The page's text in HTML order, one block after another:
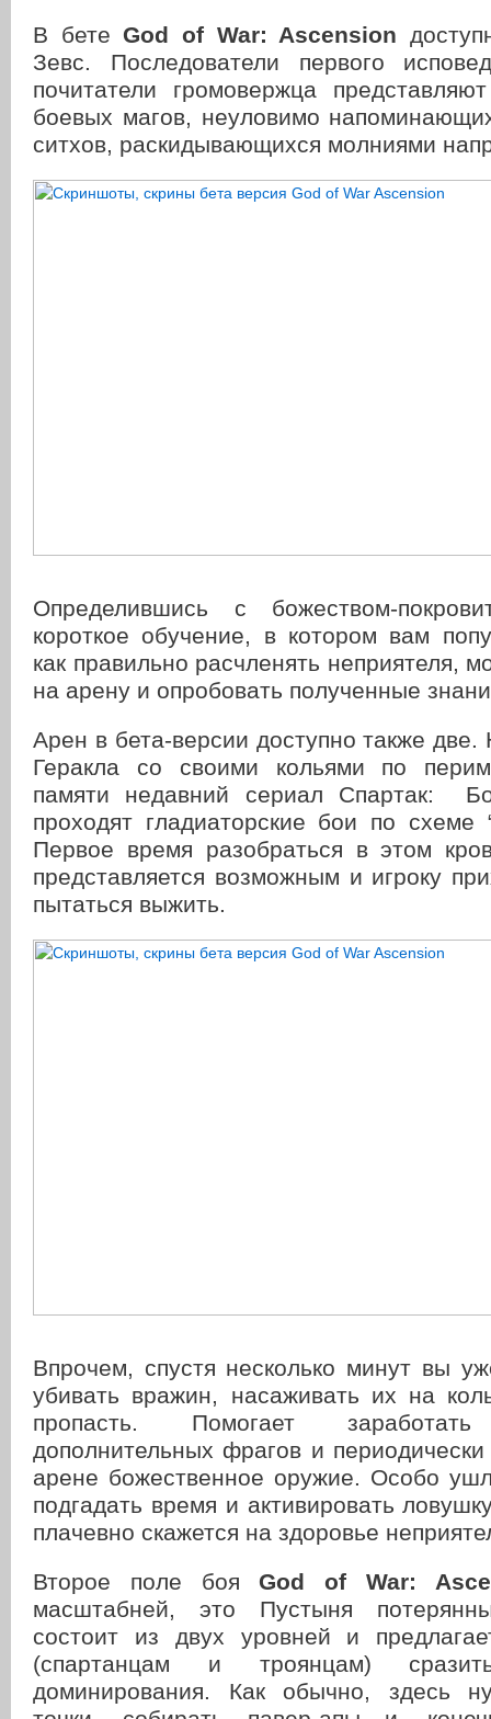
В бете God of War: Ascension
Зевс. Последователи первого
почитатели громовержца
боевых магов, неуловимо
ситхов, раскидывающихся молниями
Определившись с божеством-
короткое обучение, в котором вам
как правильно расчленять неприятеля,
на арену и опробовать полученные
Арен в бета-версии доступно также
Геракла со своими кольями по
памяти недавний сериал Спартак:
проходят гладиаторские бои по схеме
Первое время разобраться в этом
представляется возможным и игроку
пытаться выжить.
Впрочем, спустя несколько минут вы
убивать вражин, насаживать их на
пропасть. Помогает заработать
дополнительных фрагов и
арене божественное оружие. Особо
подгадать время и активировать
плачевно скажется на здоровье
Второе поле боя God of War:
масштабней, это Пустыня
состоит из двух уровней и
(спартанцам и троянцам)
доминирования. Как обычно, здесь